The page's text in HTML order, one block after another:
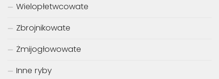
Wielopłetwcowate
Zbrojnikowate
Żmijogłowowate
Inne ryby